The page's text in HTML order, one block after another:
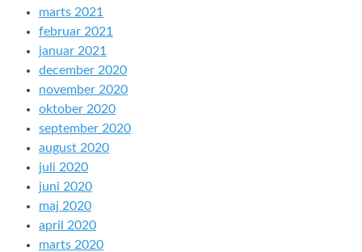
marts 2021
februar 2021
januar 2021
december 2020
november 2020
oktober 2020
september 2020
august 2020
juli 2020
juni 2020
maj 2020
april 2020
marts 2020